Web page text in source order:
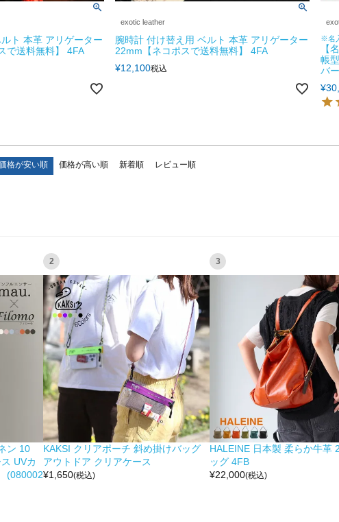
ト 本革 アリゲーター
で送料無料】 4FA
exotic leather
腕時計 付け替え用 ベルト 本革 アリゲーター
22mm【ネコポスで送料無料】 4FA
¥12,100税込
※名
【
帳
バ
¥
格が安い順 価格が高い順 新着順 レビュー順
ン 10
UVカ
(080002
2
KAKSI クリアポーチ 斜め掛けバッグ
アウトドア クリアケース
¥1,650(税込)
3
HALEINE 日本製 柔らか牛革
ッグ 4FB
¥22,000(税込)